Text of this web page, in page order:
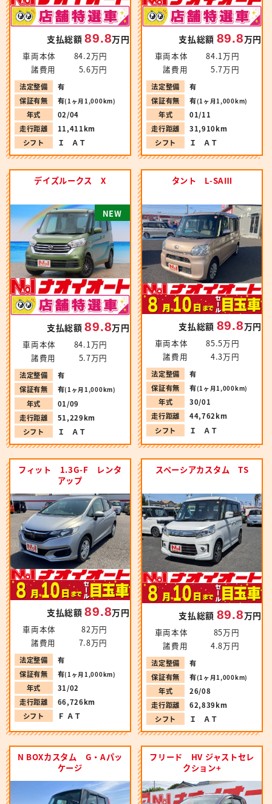
支払総額89.8万円
車両本体
84.2万円
諸費用
5.6万円
法定整備
有
保証有無
有(1ヶ月1,000km)
年式
02/04
走行距離
11,411km
シフト
Ｉ ＡＴ
支払総額 89.8万円
車両本体
84.1万円
諸費用
5.7万円
法定整備
有
保証有無
有(1ヶ月1,000km)
年式
01/11
走行距離
31,910km
シフト
Ｉ ＡＴ
デイズルークス X
N E W
支払総額89.8万円
車両本体
84.1万円
諸費用
5.7万円
法定整備
有
保証有無
有(1ヶ月1,000km)
年式
01/09
走行距離
51,229km
シフト
Ｉ ＡＴ
タント L-SAⅢ
支払総額 89.8万円
車両本体
85.5万円
諸費用
4.3万円
法定整備
有
保証有無
有(1ヶ月1,000km)
年式
30/01
走行距離
44,762km
シフト
Ｉ ＡＴ
フィット 1.3G-F レンタ
アップ
支払総額89.8万円
車両本体
82万円
諸費用
7.8万円
法定整備
有
保証有無
有(1ヶ月1,000km)
年式
31/02
走行距離
66,726km
シフト
Ｆ ＡＴ
スペーシアカスタム TS
支払総額 89.8万円
車両本体
85万円
諸費用
4.8万円
法定整備
有
保証有無
有(1ヶ月1,000km)
年式
26/08
走行距離
62,839km
シフト
Ｉ ＡＴ
N BOXカスタム G・Aパッ
ケージ
フリード HV ジャストセレ
クション+